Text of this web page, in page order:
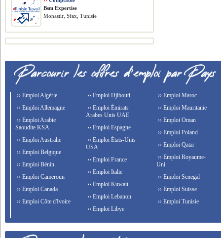
Bsm Expertise
Monastir, Sfax, Tunisie
›› Emploi Algérie
›› Emploi Allemagne
›› Emploi Arabie
Saoudite KSA
›› Emploi Australie
›› Emploi Belgique
›› Emploi Bénin
›› Emploi Cameroun
›› Emploi Canada
›› Emploi Côte d'Ivoire
›› Emploi Djibouti
›› Emploi Émirats
Arabes Unis UAE
›› Emploi Espagne
›› Emploi États-Unis
USA
›› Emploi France
›› Emploi Italie
›› Emploi Kuwait
›› Emploi Lebanon
›› Emploi Libye
›› Emploi Maroc
›› Emploi Mauritanie
›› Emploi Oman
›› Emploi Poland
›› Emploi Qatar
›› Emploi Royaume-
Uni
›› Emploi Senegal
›› Emploi Suisse
›› Emploi Tunisie